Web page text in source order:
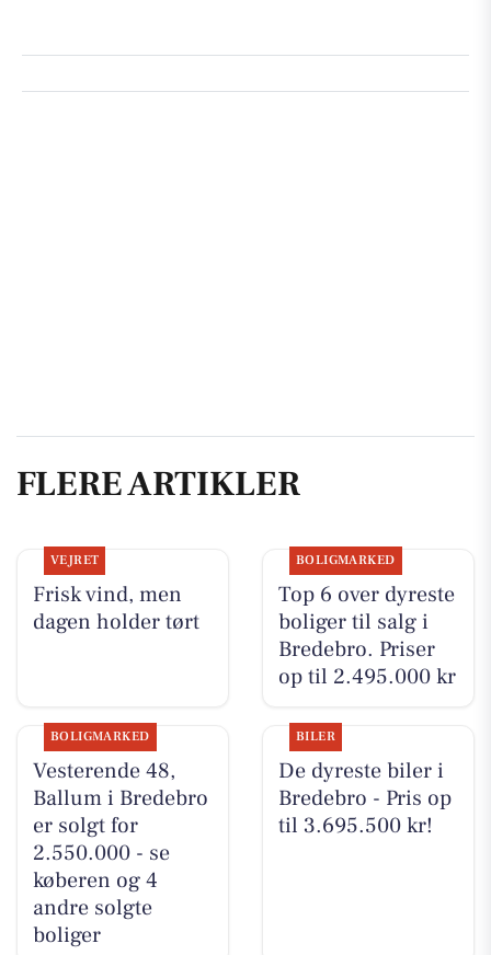
FLERE ARTIKLER
VEJRET
Frisk vind, men
dagen holder tørt
BOLIGMARKED
Top 6 over dyreste
boliger til salg i
Bredebro. Priser
op til 2.495.000 kr
BOLIGMARKED
Vesterende 48,
Ballum i Bredebro
er solgt for
2.550.000 - se
køberen og 4
andre solgte
boliger
BILER
De dyreste biler i
Bredebro - Pris op
til 3.695.500 kr!